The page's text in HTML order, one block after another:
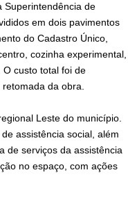
Superintendência de
em dois pavimentos
do Cadastro Único,
cozinha experimental,
custo total foi de
da obra.
Leste do município.
assistência social, além
de serviços da assistência
no espaço, com ações